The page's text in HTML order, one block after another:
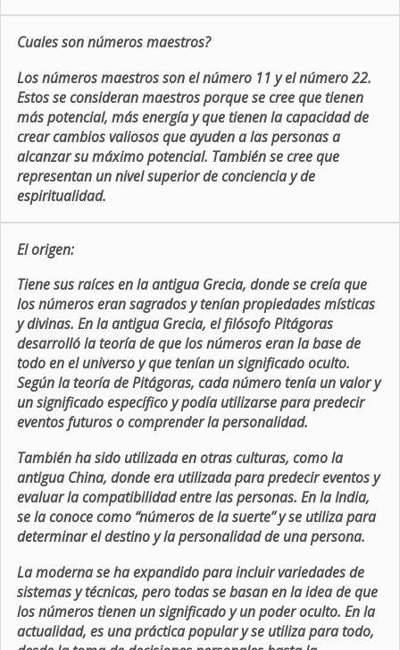
Cuales son números maestros?
Los números maestros son el número 11 y el número 22.
Estos se consideran maestros porque se cree que tienen
más potencial, más energía y que tienen la capacidad de
crear cambios valiosos que ayuden a las personas a
alcanzar su máximo potencial. También se cree que
representan un nivel superior de conciencia y de
espiritualidad.
El origen:
Tiene sus raíces en la antigua Grecia, donde se creía que
los números eran sagrados y tenían propiedades místicas
y divinas. En la antigua Grecia, el filósofo Pitágoras
desarrolló la teoría de que los números eran la base de
todo en el universo y que tenían un significado oculto.
Según la teoría de Pitágoras, cada número tenía un valor y
un significado específico y podía utilizarse para predecir
eventos futuros o comprender la personalidad.
También ha sido utilizada en otras culturas, como la
antigua China, donde era utilizada para predecir eventos y
evaluar la compatibilidad entre las personas. En la India,
se la conoce como “números de la suerte” y se utiliza para
determinar el destino y la personalidad de una persona.
La moderna se ha expandido para incluir variedades de
sistemas y técnicas, pero todas se basan en la idea de que
los números tienen un significado y un poder oculto. En la
actualidad, es una práctica popular y se utiliza para todo,